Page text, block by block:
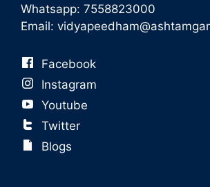
Whatsapp: 7558823000
Email:
Facebook
Instagram
Youtube
Twitter
Blogs